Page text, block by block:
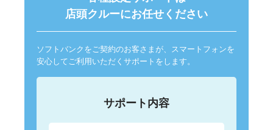
店頭クルーにお任せください
ソフトバンクをご契約のお客さまが、スマートフォンを
安心してご利用いただくサポートをします。
サポート内容